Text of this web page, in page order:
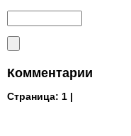
Комментарии
Страница: 1 |